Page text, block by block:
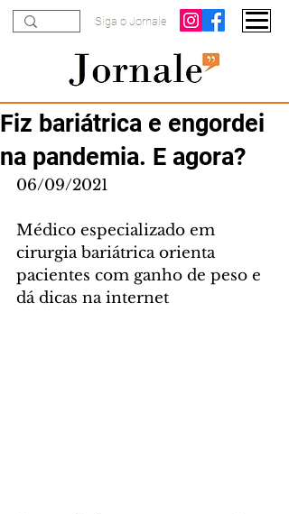
Siga o Jornale
Fiz bariátrica e engordei
na pandemia. E agora?
06/09/2021
Médico especializado em
cirurgia bariátrica orienta
pacientes com ganho de peso e
dá dicas na internet